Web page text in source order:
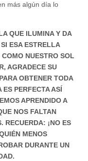
más algún día lo
QUE ILUMINA Y DA
ESA ESTRELLA
NUESTRO SOL
AGRADECE SU
OBTENER TODA
PERFECTA ASÍ
APRENDIDO A
NOS FALTAN
RECUERDA: ¡NO ES
MENOS
DURANTE UN